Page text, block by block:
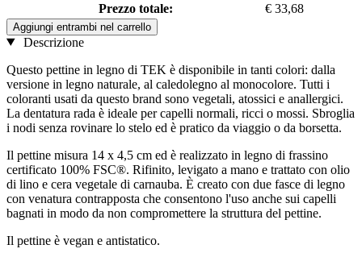
Prezzo totale:
€ 33,68
Aggiungi entrambi nel carrello
Descrizione
Questo pettine in legno di TEK è disponibile in tanti colori: dalla
versione in legno naturale, al caledolegno al monocolore. Tutti i
coloranti usati da questo brand sono vegetali, atossici e anallergici.
La dentatura rada è ideale per capelli normali, ricci o mossi. Sbroglia
i nodi senza rovinare lo stelo ed è pratico da viaggio o da borsetta.
Il pettine misura 14 x 4,5 cm ed è realizzato in legno di frassino
certificato 100% FSC®. Rifinito, levigato a mano e trattato con olio
di lino e cera vegetale di carnauba. È creato con due fasce di legno
con venatura contrapposta che consentono l'uso anche sui capelli
bagnati in modo da non compromettere la struttura del pettine.
Il pettine è vegan e antistatico.